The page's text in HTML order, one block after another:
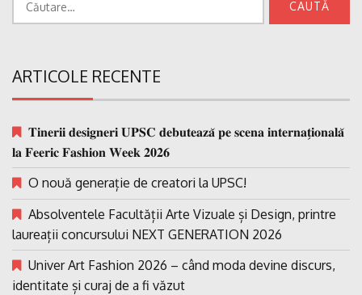
ARTICOLE RECENTE
𝐓𝐢𝐧𝐞𝐫𝐢𝐢 𝐝𝐞𝐬𝐢𝐠𝐧𝐞𝐫𝐢 𝐔𝐏𝐒𝐂 𝐝𝐞𝐛𝐮𝐭𝐞𝐚𝐳𝐚̆ 𝐩𝐞 𝐬𝐜𝐞𝐧𝐚 𝐢𝐧𝐭𝐞𝐫𝐧𝐚𝐭̗𝐢𝐨𝐧𝐚𝐥𝐚̆
𝐥𝐚 𝐅𝐞𝐞𝐫𝐢𝐜 𝐅𝐚𝐬𝐡𝐢𝐨𝐧 𝐖𝐞𝐞𝐤 𝟐𝟎𝟐𝟔
O nouă generație de creatori la UPSC!
Absolventele Facultății Arte Vizuale și Design, printre
laureații concursului NEXT GENERATION 2026
Univer Art Fashion 2026 – când moda devine discurs,
identitate și curaj de a fi văzut